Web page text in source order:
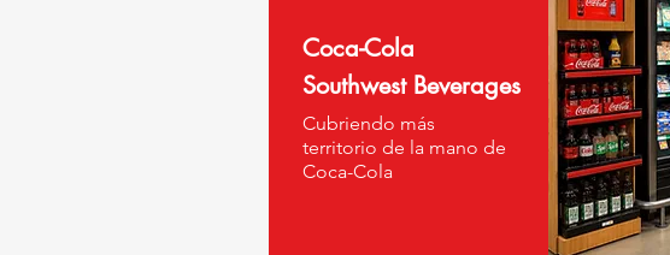
Coca-Cola
Southwest Beverages
Cubriendo más
territorio de la mano de
Coca-Cola